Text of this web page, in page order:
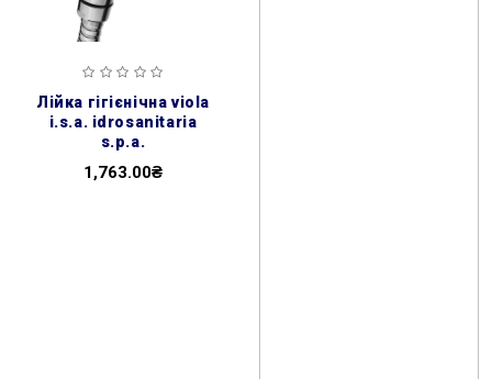
лійка гігієнічна viola
i.s.a. idrosanitaria
s.p.a.
1,763.00₴